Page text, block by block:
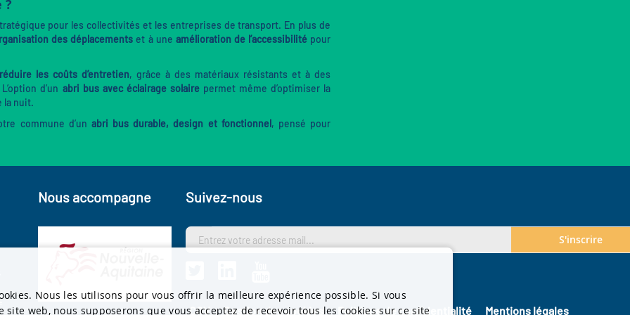
?
pour les collectivités et les entreprises de transport. En plus de
des déplacements et à une amélioration de l’accessibilitépour
réduire les coûts d’entretien, grâce à des matériaux résistants et à des
d’un abri bus avec éclairage solairepermet même d’optimiser la
la nuit.
commune d’un abri bus durable, design et fonctionnel, pensé pour
Nous accompagne Suivez-nous
S'inscrire
CGV Gestion des cookies Politique de confidentialité Mentions légales
Nous les utilisons pour vous offrir la meilleure expérience possible. Si vous
web, nous supposerons que vous acceptez de recevoir tous les cookies sur ce site